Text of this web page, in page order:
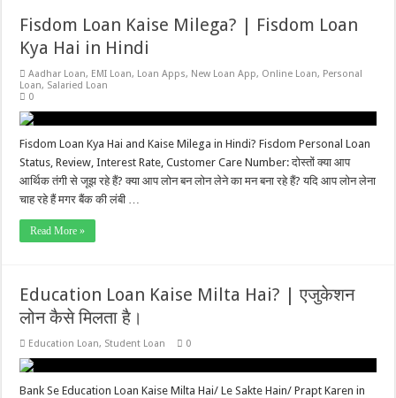
Fisdom Loan Kaise Milega? | Fisdom Loan
Kya Hai in Hindi
Aadhar Loan, EMI Loan, Loan Apps, New Loan App, Online Loan, Personal
Loan, Salaried Loan
0
Fisdom Loan Kya Hai and Kaise Milega in Hindi? Fisdom Personal Loan
Status, Review, Interest Rate, Customer Care Number: दोस्तों क्या आप
आर्थिक तंगी से जूझ रहे हैं? क्या आप लोन बन लोन लेने का मन बना रहे हैं? यदि आप लोन लेना
चाह रहे हैं मगर बैंक की लंबी …
Read More »
Education Loan Kaise Milta Hai? | एजुकेशन
लोन कैसे मिलता है।
Education Loan, Student Loan 0
Bank Se Education Loan Kaise Milta Hai/ Le Sakte Hain/ Prapt Karen in